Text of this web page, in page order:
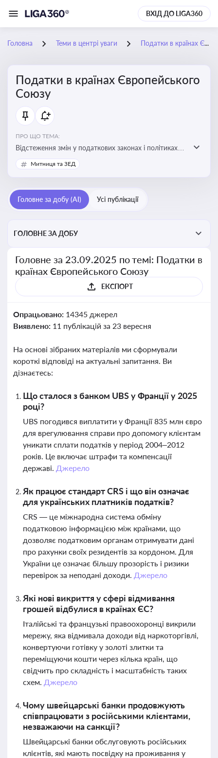
ВХІД ДО LIGA360
Головна Теми в центрі уваги Податки в країнах Європейського Союзу
Податки в країнах Європейського
Союзу
ПРО ЩО ТЕМА:
Відстеження змін у податкових законах і політиках
країн ЄС. Моніторинг кейсів, що впливають на бізнес-
процеси та фінансову звітність
Митниця та ЗЕД
Головне за добу (AI) Усі публікації
ГОЛОВНЕ ЗА ДОБУ
Головне за 23.09.2025 по темі: Податки в
країнах Європейського Союзу
ЕКСПОРТ
Опрацьовано: 14345 джерел
Виявлено: 11 публікацій за 23 вересня
На основі зібраних матеріалів ми сформували
короткі відповіді на актуальні запитання. Ви
дізнаєтесь:
Що сталося з банком UBS у Франції у 2025
році?
UBS погодився виплатити у Франції 835 млн євро
для врегулювання справи про допомогу клієнтам
уникати сплати податків у період 2004–2012
років. Це включає штрафи та компенсації
державі. Джерело
Як працює стандарт CRS і що він означає
для українських платників податків?
CRS — це міжнародна система обміну
податковою інформацією між країнами, що
дозволяє податковим органам отримувати дані
про рахунки своїх резидентів за кордоном. Для
України це означає більшу прозорість і ризики
перевірок за неподані доходи. Джерело
Які нові викриття у сфері відмивання
грошей відбулися в країнах ЄС?
Італійські та французькі правоохоронці викрили
мережу, яка відмивала доходи від наркоторгівлі,
конвертуючи готівку у золоті злитки та
переміщуючи кошти через кілька країн, що
свідчить про складність і масштабність таких
схем. Джерело
Чому швейцарські банки продовжують
співпрацювати з російськими клієнтами,
незважаючи на санкції?
Швейцарські банки обслуговують російських
клієнтів, які мають посвідку на проживання у